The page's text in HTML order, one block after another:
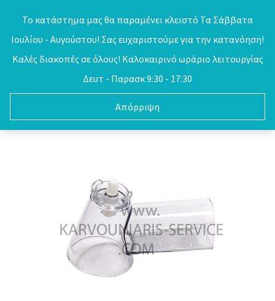
Το κατάστημα μας θα παραμένει κλειστό Τα Σάββατα
Ιουλίου - Αυγούστου! Σας ευχαριστούμε για την κατανόηση!
Καλές διακοπές σε όλους! Καλοκαιρινό ωράριο λειτουργίας
Δευτ - Παρασκ 9:30 - 17:30
Απόρριψη
0
Έκπτωση στο SITE